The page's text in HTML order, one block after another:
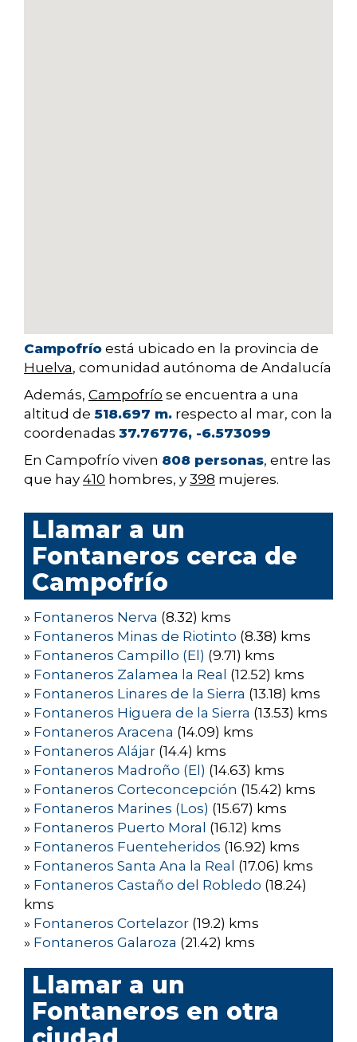
Campofrío está ubicado en la provincia de
Huelva, comunidad autónoma de Andalucía
Además, Campofrío se encuentra a una
altitud de 518.697 m. respecto al mar, con la
coordenadas 37.76776, -6.573099
En Campofrío viven 808 personas, entre las
que hay 410 hombres, y 398 mujeres.
Llamar a un
Fontaneros cerca de
Campofrío
» Fontaneros Nerva (8.32) kms
» Fontaneros Minas de Riotinto (8.38) kms
» Fontaneros Campillo (El) (9.71) kms
» Fontaneros Zalamea la Real (12.52) kms
» Fontaneros Linares de la Sierra (13.18) kms
» Fontaneros Higuera de la Sierra (13.53) kms
» Fontaneros Aracena (14.09) kms
» Fontaneros Alájar (14.4) kms
» Fontaneros Madroño (El) (14.63) kms
» Fontaneros Corteconcepción (15.42) kms
» Fontaneros Marines (Los) (15.67) kms
» Fontaneros Puerto Moral (16.12) kms
» Fontaneros Fuenteheridos (16.92) kms
» Fontaneros Santa Ana la Real (17.06) kms
» Fontaneros Castaño del Robledo (18.24)
kms
» Fontaneros Cortelazor (19.2) kms
» Fontaneros Galaroza (21.42) kms
Llamar a un
Fontaneros en otra